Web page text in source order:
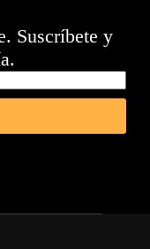
Suscríbete y